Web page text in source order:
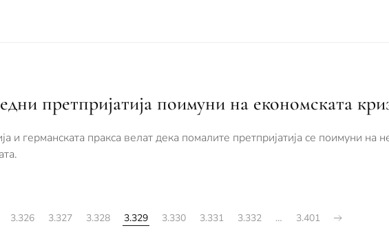
претпријатија поимуни на економската
и германската пракса велат дека помалите претпријатија се поимуни на
3.326 3.327 3.328 3.329 3.330 3.331 3.332 … 3.401